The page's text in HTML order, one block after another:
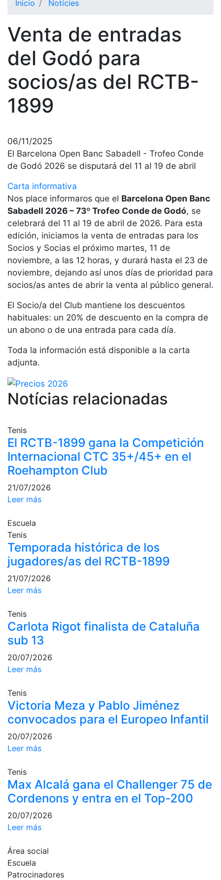
Historia
Nuestra
historia
Cronología
Presidentes
Organización
directiva
Comisiones
y comités
ejecutiva
Fundación
Servicios
Instalaciones
Preguntas
Frecuentes
(FAQs)
Trabaja con
Área deportiva
Escuela de
tenis
Next Gen
Palmarés
Jugadores
profesionales
Competiciones
Social de Tenis
Honor
Histórico del
Campeonato
Social
Fotos
Pádel
Pádel
Cuadros de
juego
d'Honor
Histórico del
Normativa
Otros deportes
Activitats
Socials
Inicio Notícies
Venta de entradas
del Godó para
socios/as del RCTB-
1899
06/11/2025
El Barcelona Open Banc Sabadell - Trofeo Conde
de Godó 2026 se disputará del 11 al 19 de abril
Carta informativa
Nos place informaros que el Barcelona Open Banc
Sabadell 2026 – 73º Trofeo Conde de Godó, se
celebrará del 11 al 19 de abril de 2026. Para esta
edición, iniciamos la venta de entradas para los
Socios y Socias el próximo martes, 11 de
noviembre, a las 12 horas, y durará hasta el 23 de
noviembre, dejando así unos días de prioridad para
socios/as antes de abrir la venta al público general.
El Socio/a del Club mantiene los descuentos
habituales: un 20% de descuento en la compra de
un abono o de una entrada para cada día.
Toda la información está disponible a la carta
adjunta.
Notícias relacionadas
Tenis
El RCTB-1899 gana la Competición
Internacional CTC 35+/45+ en el
Roehampton Club
21/07/2026
Leer más
Escuela
Tenis
Temporada histórica de los
jugadores/as del RCTB-1899
21/07/2026
Leer más
Tenis
Carlota Rigot finalista de Cataluña
sub 13
20/07/2026
Leer más
Tenis
Victoria Meza y Pablo Jiménez
convocados para el Europeo Infantil
20/07/2026
Leer más
Tenis
Max Alcalá gana el Challenger 75 de
Cordenons y entra en el Top-200
20/07/2026
Leer más
Área social
Escuela
Patrocinadores